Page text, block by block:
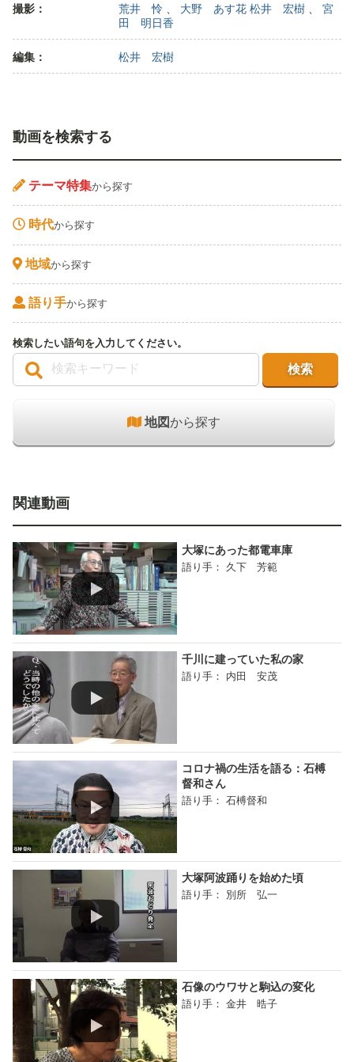
撮影： 荒井 怜 、 大野 あす花 松井 宏樹 、 宮
田 明日香
編集： 松井 宏樹
動画を検索する
テーマ特集から探す
時代から探す
地域から探す
語り手から探す
検索したい語句を入力してください。
地図から探す
関連動画
大塚にあった都電車庫
語り手： 久下 芳範
千川に建っていた私の家
語り手： 内田 安茂
コロナ禍の生活を語る：石榑
督和さん
語り手： 石榑督和
大塚阿波踊りを始めた頃
語り手： 別所 弘一
石像のウワサと駒込の変化
語り手： 金井 晧子